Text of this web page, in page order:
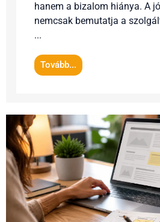
hanem a bizalom hiánya. A
nemcsak bemutatja a
...
Tovább...